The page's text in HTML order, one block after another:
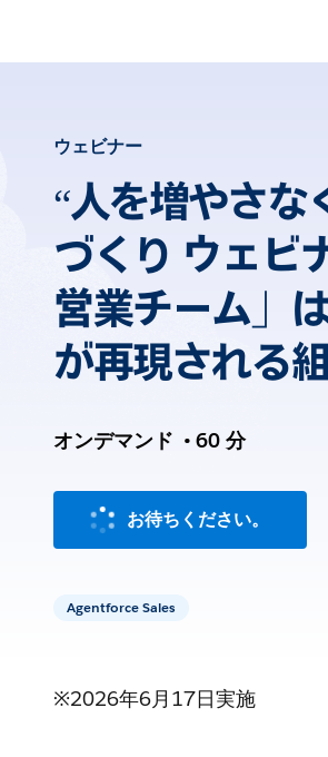
ウェビナー
“人を増やさな
づくり ウェビ
営業チーム」
が再現される
オンデマンド • 60 分
お待ちください。
Agentforce Sales
※2026年6月17日実施